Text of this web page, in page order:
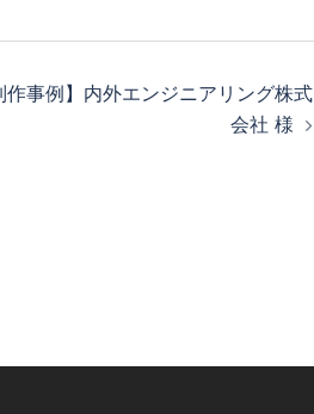
作事例】内外エンジニアリング株式
会社 様